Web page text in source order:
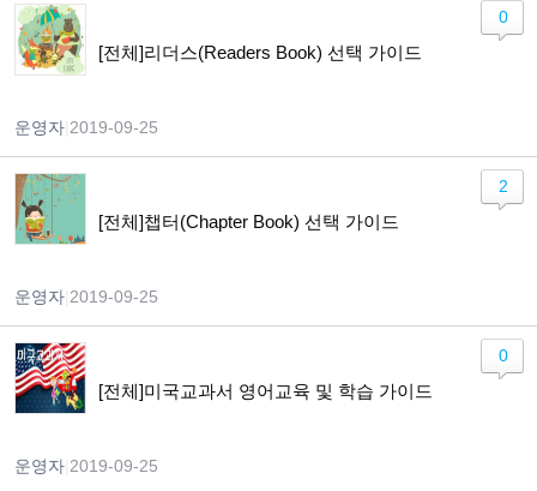
[전체]리더스(Readers Book) 선택 가이드
운영자 2019-09-25
0
[전체]챕터(Chapter Book) 선택 가이드
운영자 2019-09-25
2
[전체]미국교과서 영어교육 및 학습 가이드
운영자 2019-09-25
0